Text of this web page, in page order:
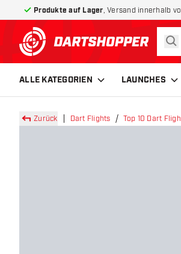
Produkte auf Lager , Versand innerhalb
zurück zur Startseite
ALLE KATEGORIEN LAUNCHES
Zurück Dart Flights Top 10 Dart